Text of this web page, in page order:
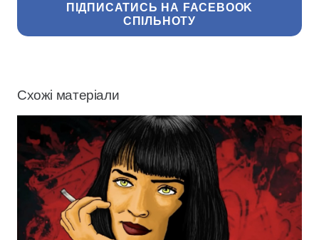
ПІДПИСАТИСЬ НА FACEBOOK
СПІЛЬНОТУ
Схожі матеріали